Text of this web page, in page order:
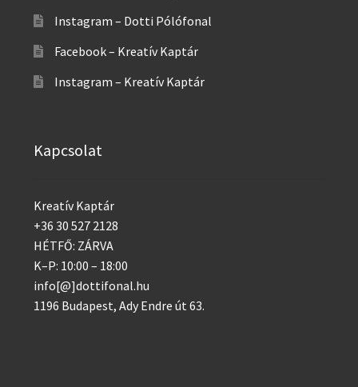
Instagram – Dotti Pólófonal
Facebook – Kreatív Kaptár
Instagram – Kreatív Kaptár
Kapcsolat
Kreatív Kaptár
+36 30 527 2128
HÉTFŐ: ZÁRVA
K–P: 10:00 – 18:00
info[@]dottifonal.hu
1196 Budapest, Ady Endre út 63.